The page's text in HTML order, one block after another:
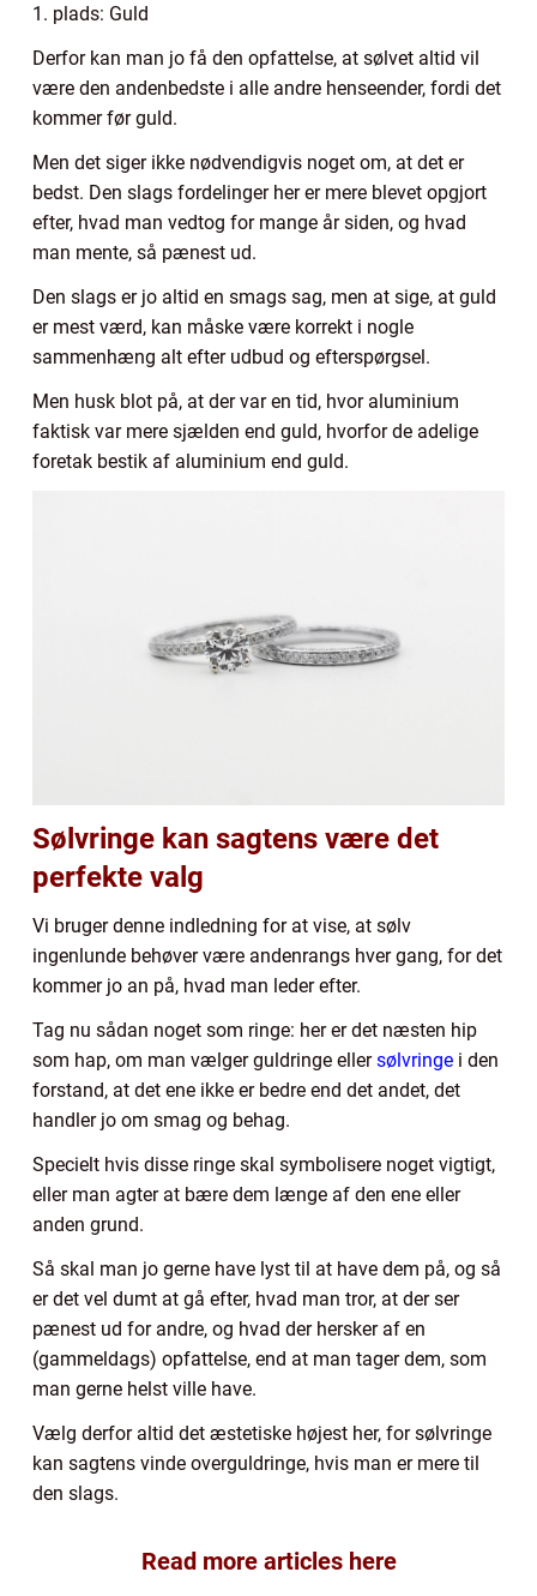
1. plads: Guld
Derfor kan man jo få den opfattelse, at sølvet altid vil
være den andenbedste i alle andre henseender, fordi det
kommer før guld.
Men det siger ikke nødvendigvis noget om, at det er
bedst. Den slags fordelinger her er mere blevet opgjort
efter, hvad man vedtog for mange år siden, og hvad
man mente, så pænest ud.
Den slags er jo altid en smags sag, men at sige, at guld
er mest værd, kan måske være korrekt i nogle
sammenhæng alt efter udbud og efterspørgsel.
Men husk blot på, at der var en tid, hvor aluminium
faktisk var mere sjælden end guld, hvorfor de adelige
foretak bestik af aluminium end guld.
Sølvringe kan sagtens være det
perfekte valg
Vi bruger denne indledning for at vise, at sølv
ingenlunde behøver være andenrangs hver gang, for det
kommer jo an på, hvad man leder efter.
Tag nu sådan noget som ringe: her er det næsten hip
som hap, om man vælger guldringe ellersølvringe i den
forstand, at det ene ikke er bedre end det andet, det
handler jo om smag og behag.
Specielt hvis disse ringe skal symbolisere noget vigtigt,
eller man agter at bære dem længe af den ene eller
anden grund.
Så skal man jo gerne have lyst til at have dem på, og så
er det vel dumt at gå efter, hvad man tror, at der ser
pænest ud for andre, og hvad der hersker af en
(gammeldags) opfattelse, end at man tager dem, som
man gerne helst ville have.
Vælg derfor altid det æstetiske højest her, for sølvringe
kan sagtens vinde overguldringe, hvis man er mere til
den slags.
Read more articles here